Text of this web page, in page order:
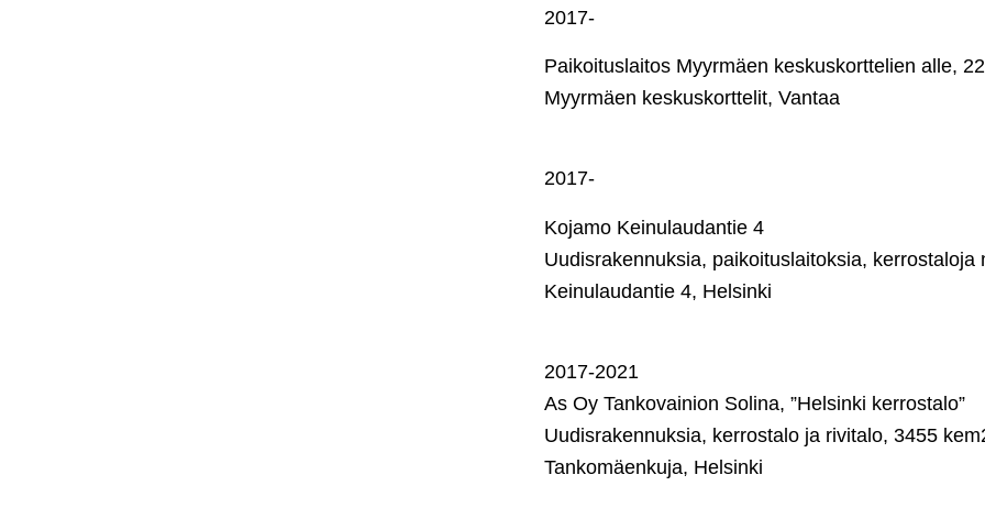
2017-
Paikoituslaitos Myyrmäen keskuskorttelien alle,
Myyrmäen keskuskorttelit, Vantaa
2017-
Kojamo Keinulaudantie 4
Uudisrakennuksia, paikoituslaitoksia,
Keinulaudantie 4, Helsinki
2017-2021
As Oy Tankovainion Solina, ”Helsinki kerrostalo”
Uudisrakennuksia, kerrostalo ja rivitalo, 3455
Tankomäenkuja, Helsinki